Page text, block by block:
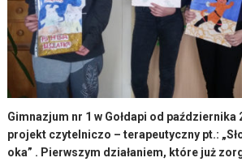
Gimnazjum nr 1 w Gołdapi od października
projekt czytelniczo – terapeutyczny pt.:
oka” . Pierwszym działaniem, które już